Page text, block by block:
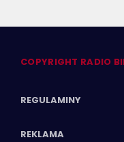
COPYRIGHT RADIO
REGULAMINY
REKLAMA